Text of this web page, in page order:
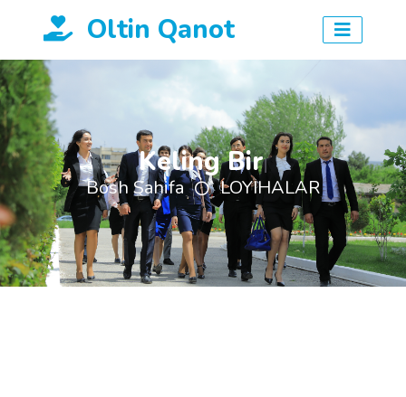
Oltin Qanot
Keling Birl
Bosh Sahifa LOYIHALAR